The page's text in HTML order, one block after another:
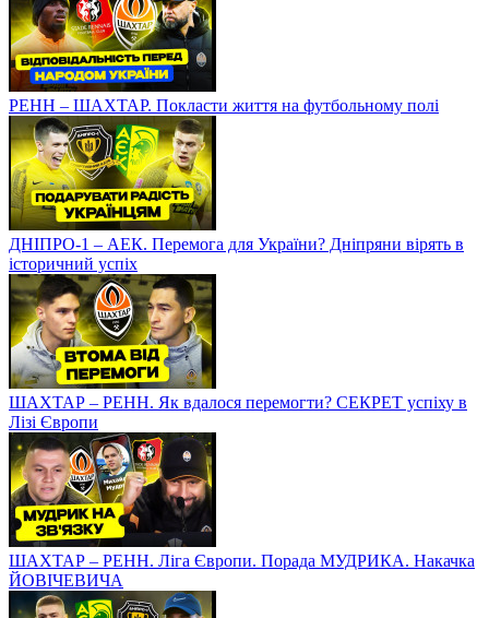
РЕНН – ШАХТАР. Покласти життя на футбольному полі
ДНІПРО-1 – АЕК. Перемога для України? Дніпряни вірять в
історичний успіх
ШАХТАР – РЕНН. Як вдалося перемогти? СЕКРЕТ успіху в
Лізі Європи
ШАХТАР – РЕНН. Ліга Європи. Порада МУДРИКА. Накачка
ЙОВІЧЕВИЧА